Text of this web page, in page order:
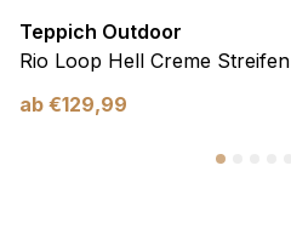
Teppich Outdoor
Rio Loop Hell Creme Streifen
ab €129,99